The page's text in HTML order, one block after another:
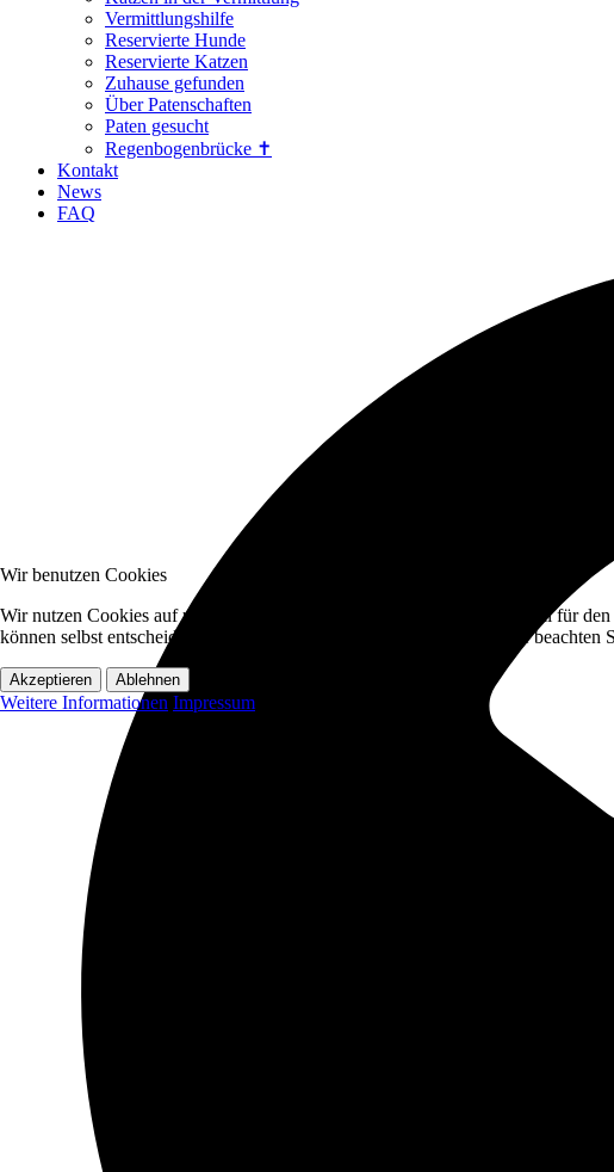
Vermittlungshilfe
Reservierte Hunde
Reservierte Katzen
Zuhause gefunden
Über Patenschaften
Paten gesucht
Regenbogenbrücke ✝
Kontakt
News
FAQ
Wir benutzen Cookies
Wir nutzen Cookies auf unserer Website. Einige von ihnen sind essenziell für
können selbst entscheiden, ob Sie die Cookies zulassen möchten. Bitte
Akzeptieren Ablehnen
Weitere Informationen Impressum